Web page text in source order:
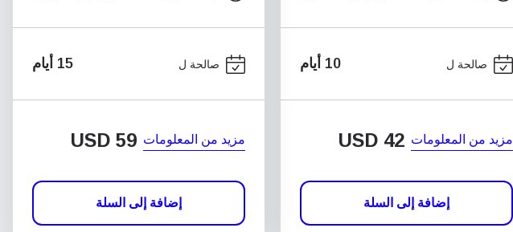
صالحة ل 10 أيام
مزيد من المعلومات USD 42
إضافة إلى السلة
صالحة ل 15 أيام
مزيد من المعلومات USD 59
إضافة إلى السلة